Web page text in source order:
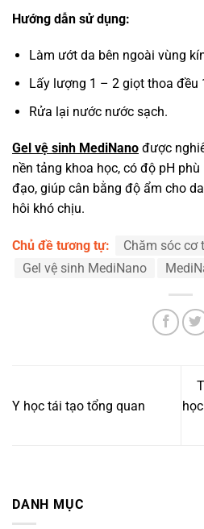
Hướng dẫn sử dụng:
Làm ướt da bên ngoài vùng
Lấy lượng 1 – 2 giọt thoa đều
Rửa lại nước nước sạch.
Gel vệ sinh MediNano được
nền tảng khoa học, có độ pH
đạo, giúp cân bằng độ ẩm cho
hôi khó chịu.
Chủ đề tương tự:
Chăm sóc cơ
Gel vệ sinh MediNano
Y học tái tạo tổng quan
DANH MỤC